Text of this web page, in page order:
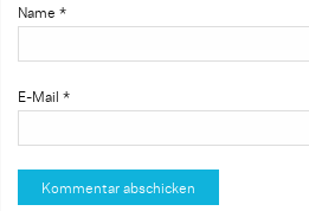
Name *
E-Mail *